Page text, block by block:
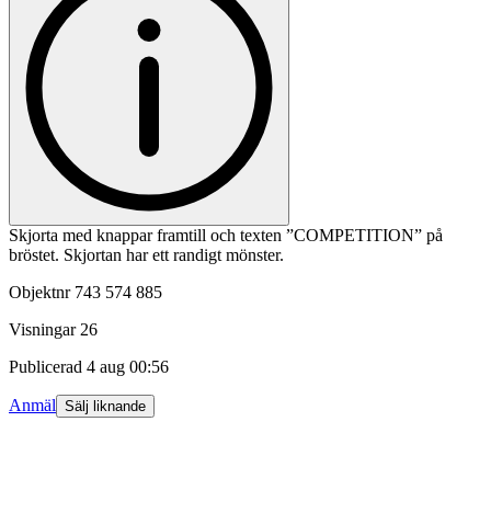
Skjorta med knappar framtill och texten ”COMPETITION” på
bröstet. Skjortan har ett randigt mönster.
Objektnr 743 574 885
Visningar 26
Publicerad 4 aug 00:56
Anmäl Sälj liknande